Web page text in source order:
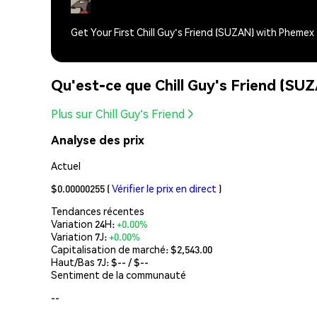
Get Your First Chill Guy's Friend (SUZAN) with Phemex
Qu'est-ce que Chill Guy's Friend
Plus sur Chill Guy's Friend
Analyse des prix
Actuel
$0.00000255 (Vérifier le prix en direct )
Tendances récentes
Variation 24H:+0.00%
Variation 7J:+0.00%
Capitalisation de marché:$2,543.00
Haut/Bas 7J: $-- / $--
Sentiment de la communauté
--